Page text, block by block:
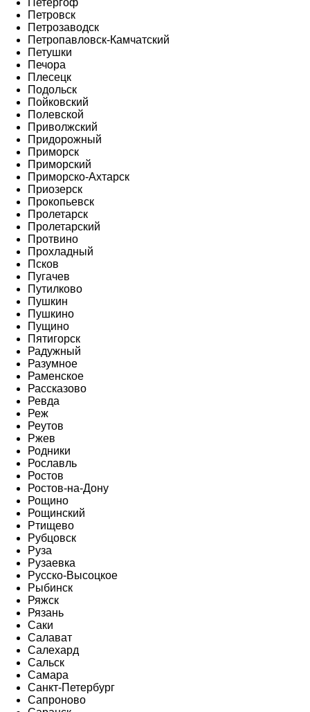
Петергоф
Петровск
Петрозаводск
Петропавловск-Камчатский
Петушки
Печора
Плесецк
Подольск
Пойковский
Полевской
Приволжский
Придорожный
Приморск
Приморский
Приморско-Ахтарск
Приозерск
Прокопьевск
Пролетарск
Пролетарский
Протвино
Прохладный
Псков
Пугачев
Путилково
Пушкин
Пушкино
Пущино
Пятигорск
Радужный
Разумное
Раменское
Рассказово
Ревда
Реж
Реутов
Ржев
Родники
Рославль
Ростов
Ростов-на-Дону
Рощино
Рощинский
Ртищево
Рубцовск
Руза
Рузаевка
Русско-Высоцкое
Рыбинск
Ряжск
Рязань
Саки
Салават
Салехард
Сальск
Самара
Санкт-Петербург
Сапроново